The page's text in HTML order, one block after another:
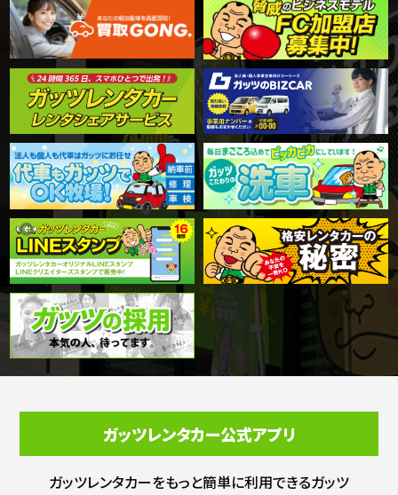
ガッツレンタカー公式アプリ
ガッツレンタカーをもっと簡単に利用できるガッツ